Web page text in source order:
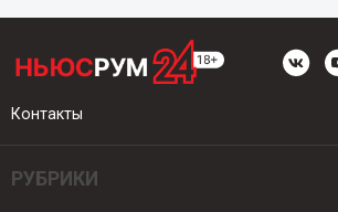
Контакты
РУБРИКИ